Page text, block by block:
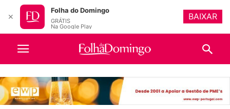
✕
Folha do Domingo
GRÁTIS
Na Google Play
BAIXAR